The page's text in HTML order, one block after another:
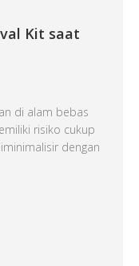
Kit saat
di alam bebas
risiko cukup
dengan